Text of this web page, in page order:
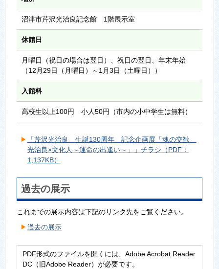
沼津市芹沢光治良記念館 1階展示室
休館日
月曜日（祝日の場合は翌日）、祝日の翌日、年末年始
（12月29日（月曜日）～1月3日（土曜日））
入館料
高校生以上100円 小人50円（市内の小中学生は無料）
「芹沢光治良 生誕130周年 記念企画展「魂の交歓
光治良×文化人～運命の出逢い～」」チラシ（PDF：
1,137KB）
過去の展示
これまでの展示内容は下記のリンク先をご覧ください。
過去の展示
PDF形式のファイルを開くには、Adobe Acrobat Reader
DC（旧Adobe Reader）が必要です。